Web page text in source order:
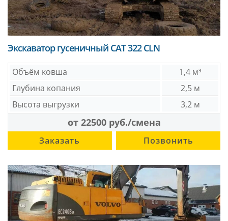
Экскаватор гусеничный CAT 322 CLN
Объём ковша
1,4 м³
Глубина копания
2,5 м
Высота выгрузки
3,2 м
от 22500 руб./смена
Заказать Позвонить